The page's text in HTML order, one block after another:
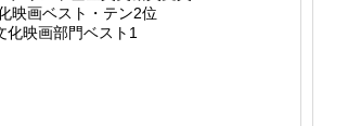
画ベスト・テン2位
映画部門ベスト1